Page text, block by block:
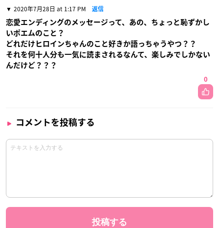
2020年7月28日 at 1:17 PM 返信
恋愛エンディングのメッセージって、あの、ちょっと恥ずかし
いポエムのこと？
どれだけヒロインちゃんのこと好きか語っちゃうやつ？？
それを何十人分も一気に読まされるなんて、楽しみでしかない
んだけど？？？
0
コメントを投稿する